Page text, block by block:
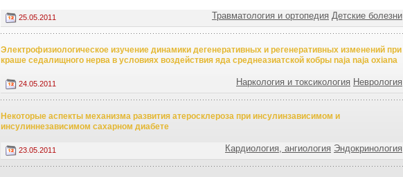
25.05.2011 Травматология и ортопедия Детские болезни
Электрофизиологическое изучение динамики дегенеративных и регенеративных изменений при
краше седалищного нерва в условиях воздействия яда среднеазиатской кобры naja naja oxiana
24.05.2011 Наркология и токсикология Неврология
Некоторые аспекты механизма развития атеросклероза при инсулинзависимом и
инсулиннезависимом сахарном диабете
23.05.2011 Кардиология, ангиология Эндокринология